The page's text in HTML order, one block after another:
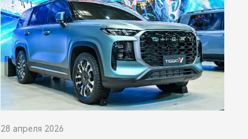
28 апреля 2026